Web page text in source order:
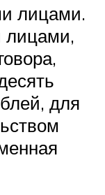
лицами.
лицами,
для